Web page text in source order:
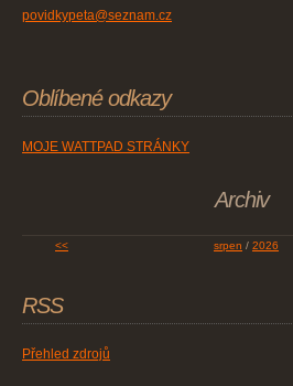
povidkypeta@seznam.cz
Oblíbené odkazy
MOJE WATTPAD STRÁNKY
Archiv
<< srpen / 2026
RSS
Přehled zdrojů